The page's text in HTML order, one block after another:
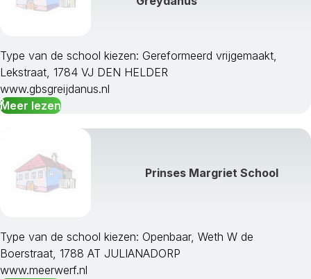
Type van de school kiezen: Gereformeerd vrijgemaakt,
Lekstraat, 1784 VJ DEN HELDER
www.gbsgreijdanus.nl
Meer lezen
Prinses Margriet School
Type van de school kiezen: Openbaar, Weth W de
Boerstraat, 1788 AT JULIANADORP
www.meerwerf.nl